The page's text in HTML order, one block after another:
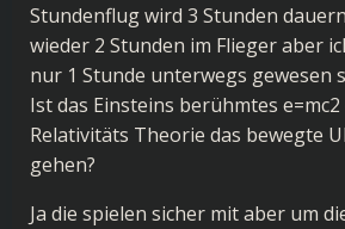
Stundenflug wird 3 Stunden
wieder 2 Stunden im Flieger aber
nur 1 Stunde unterwegs gewesen
Ist das Einsteins berühmtes
Relativitäts Theorie das bewegte
gehen?
Ja die spielen sicher mit aber um